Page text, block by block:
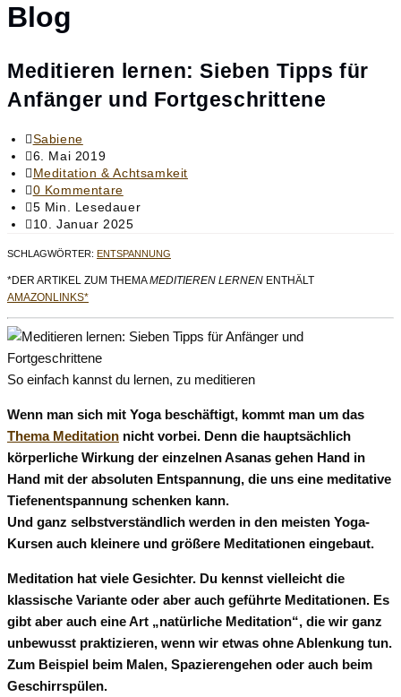
Blog
Meditieren lernen: Sieben Tipps für
Anfänger und Fortgeschrittene
Beitrags-
Autor:
Sabiene
Beitrag
veröffentlicht:
6. Mai 2019
Beitrags-
Kategorie:
Meditation & Achtsamkeit
Beitrags-
Kommentare:
0 Kommentare
Lesedauer:
5 Min. Lesedauer
Beitrag
geändert
am:
10. Januar 2025
SCHLAGWÖRTER: ENTSPANNUNG
*DER ARTIKEL ZUM THEMAMEDITIEREN LERNEN ENTHÄLT
AMAZONLINKS*
So einfach kannst du lernen, zu meditieren
Wenn man sich mit Yoga beschäftigt, kommt man um das
Thema Meditation nicht vorbei. Denn die hauptsächlich
körperliche Wirkung der einzelnen Asanas gehen Hand in
Hand mit der absoluten Entspannung, die uns eine meditative
Tiefenentspannung schenken kann.
Und ganz selbstverständlich werden in den meisten Yoga-
Kursen auch kleinere und größere Meditationen eingebaut.
Meditation hat viele Gesichter. Du kennst vielleicht die
klassische Variante oder aber auch geführte Meditationen. Es
gibt aber auch eine Art „natürliche Meditation“, die wir ganz
unbewusst praktizieren, wenn wir etwas ohne Ablenkung tun.
Zum Beispiel beim Malen, Spazierengehen oder auch beim
Geschirrspülen.